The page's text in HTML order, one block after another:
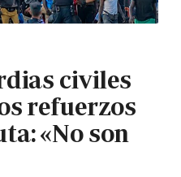
civiles
refuerzos
«No son